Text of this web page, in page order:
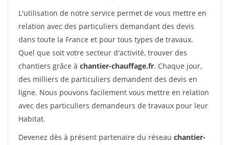
L'utilisation de notre service permet de vous mettre en
relation avec des particuliers demandant des devis
dans toute la France et pour tous types de travaux.
Quel que soit votre secteur d'activité, trouver des
chantiers grâce à chantier-chauffage.fr. Chaque jour,
des milliers de particuliers demandent des devis en
ligne. Nous pouvons facilement vous mettre en relation
avec des particuliers demandeurs de travaux pour leur
Habitat.
Devenez dès à présent partenaire du réseau chantier-